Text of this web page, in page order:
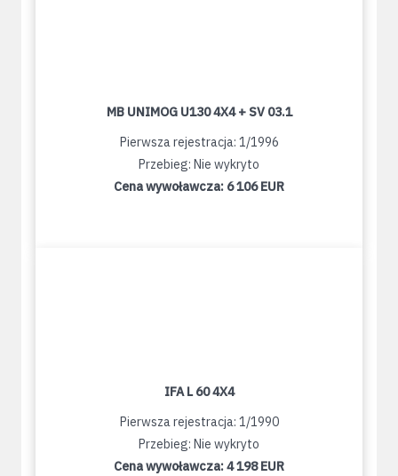
MB UNIMOG U130 4X4 + SV 03.1
Pierwsza rejestracja: 1/1996
Przebieg: Nie wykryto
Cena wywoławcza: 6 106 EUR
IFA L 60 4X4
Pierwsza rejestracja: 1/1990
Przebieg: Nie wykryto
Cena wywoławcza:4 198 EUR